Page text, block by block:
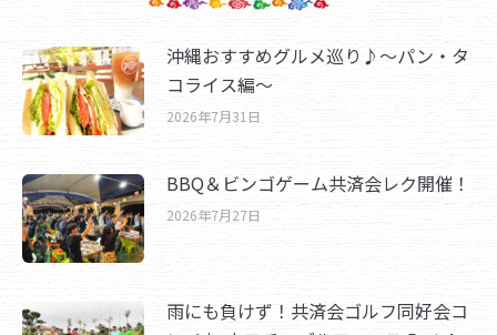
沖縄おすすめグルメ巡り♪～パン・タ
コライス編～
2026年7月31日
BBQ＆ビンゴゲーム共済会レク開催！
2026年7月27日
雨にも負けず！共済会ゴルフ同好会コ